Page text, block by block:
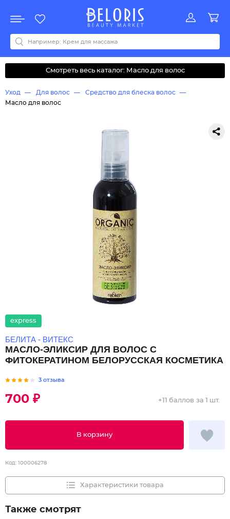
Акции
Все бренды
0-9ABCDEFGHIJKLMNOPQRSTUVWYZАБВДЗИМОКЛНПРСТУФ
Смотреть весь каталог: Масло для волос
Уход Для волос
Средство для блеска волос
Масло для волос
express
БЕЛИТА - ВИТЕКС
МАСЛО-ЭЛИКСИР ДЛЯ ВОЛОС С
ФИТОКЕРАТИНОМ БЕЛОРУССКАЯ КОСМЕТИКА
3 отзыва
700 ₽
В корзину
+11 баллов за 1 шт.
Код: 100006278
Характеристики товара
Также смотрят